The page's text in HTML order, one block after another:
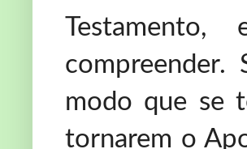
modo que se
tornarem o